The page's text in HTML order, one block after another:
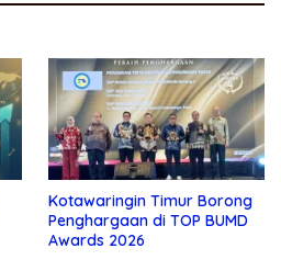
Kotawaringin Timur Borong
Penghargaan di TOP BUMD
Awards 2026